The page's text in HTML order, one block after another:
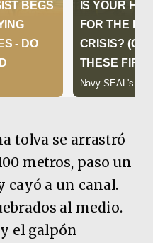
tolva se arrastró
metros, paso un
cayó a un canal.
al medio.
el galpón